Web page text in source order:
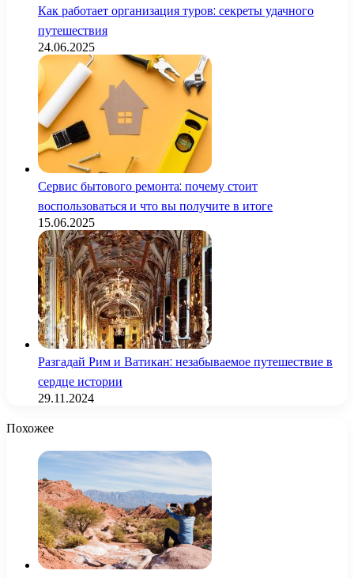
Как работает организация туров: секреты удачного
путешествия
24.06.2025
Сервис бытового ремонта: почему стоит
воспользоваться и что вы получите в итоге
15.06.2025
Разгадай Рим и Ватикан: незабываемое путешествие в
сердце истории
29.11.2024
Похожее